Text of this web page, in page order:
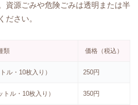
資源ごみや危険ごみは透明または半
ださい。
類 価格（税込）
ル・10枚入り） 250円
ル・10枚入り） 350円